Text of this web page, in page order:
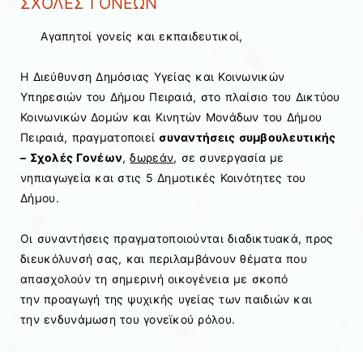
Αγαπητοί γονείς και εκπαιδευτικοί,
Η Διεύθυνση Δημόσιας Υγείας και Κοινωνικών
Υπηρεσιών του Δήμου Πειραιά, στο πλαίσιο του Δικτύου
Κοινωνικών Δομών και Κινητών Μονάδων του Δήμου
Πειραιά, πραγματοποιεί συναντήσεις συμβουλευτικής
– Σχολές Γονέων,δωρεάν, σε συνεργασία με
νηπιαγωγεία και στις 5 Δημοτικές Κοινότητες του
Δήμου.
Οι συναντήσεις πραγματοποιούνται διαδικτυακά, προς
διευκόλυνσή σας, και περιλαμβάνουν θέματα που
απασχολούν τη σημερινή οικογένεια με σκοπό
την προαγωγή της ψυχικής υγείας των παιδιών και
την ενδυνάμωση του γονεϊκού ρόλου.